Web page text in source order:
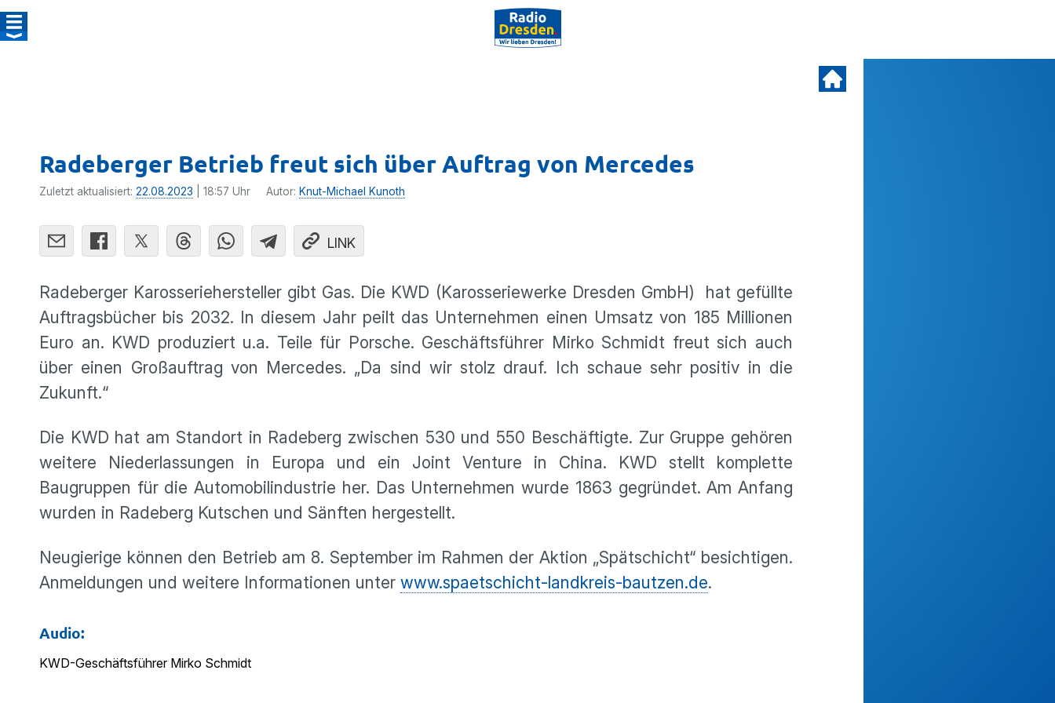
Radeberger Betrieb freut sich über Auftrag von Mercedes
Zuletzt aktualisiert: 22.08.2023 | 18:57 Uhr Autor: Knut-Michael Kunoth
LINK
Radeberger Karosseriehersteller gibt Gas. Die KWD (Karosseriewerke Dresden GmbH) hat gefüllte
Auftragsbücher bis 2032. In diesem Jahr peilt das Unternehmen einen Umsatz von 185 Millionen
Euro an. KWD produziert u.a. Teile für Porsche. Geschäftsführer Mirko Schmidt freut sich auch
über einen Großauftrag von Mercedes. „Da sind wir stolz drauf. Ich schaue sehr positiv in die
Zukunft.“
Die KWD hat am Standort in Radeberg zwischen 530 und 550 Beschäftigte. Zur Gruppe gehören
weitere Niederlassungen in Europa und ein Joint Venture in China. KWD stellt komplette
Baugruppen für die Automobilindustrie her. Das Unternehmen wurde 1863 gegründet. Am Anfang
wurden in Radeberg Kutschen und Sänften hergestellt.
Neugierige können den Betrieb am 8. September im Rahmen der Aktion „Spätschicht“ besichtigen.
Anmeldungen und weitere Informationen unter www.spaetschicht-landkreis-bautzen.de.
Audio:
KWD-Geschäftsführer Mirko Schmidt